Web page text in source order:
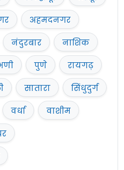
अहमदनगर
नंदुरबार
नाशिक
पुणे
रायगढ़
सातारा
सिंधुदुर्ग
वर्धा
वाशीम